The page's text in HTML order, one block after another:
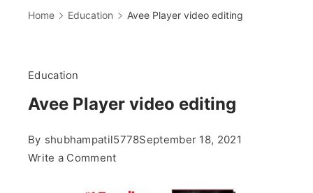
Home Education Avee Player video editing
Education
Avee Player video editing
By shubhampatil5778September 18, 2021
Write a Commenton